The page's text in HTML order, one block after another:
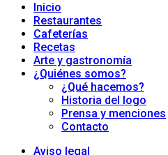
Inicio
Restaurantes
Cafeterías
Recetas
Arte y gastronomía
¿Quiénes somos?
¿Qué hacemos?
Historia del logo
Prensa y menciones
Contacto
Aviso legal